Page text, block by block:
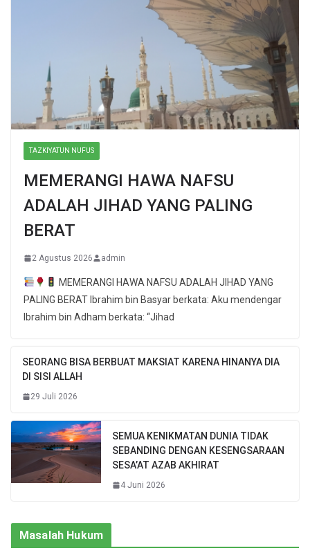
TAZKIYATUN NUFUS
MEMERANGI HAWA NAFSU
ADALAH JIHAD YANG PALING
BERAT
2 Agustus 2026 admin
MEMERANGI HAWA NAFSU ADALAH JIHAD YANG
PALING BERAT Ibrahim bin Basyar berkata: Aku mendengar
Ibrahim bin Adham berkata: “Jihad
SEORANG BISA BERBUAT MAKSIAT KARENA HINANYA DIA
DI SISI ALLAH
29 Juli 2026
SEMUA KENIKMATAN DUNIA TIDAK
SEBANDING DENGAN KESENGSARAAN
SESA’AT AZAB AKHIRAT
4 Juni 2026
Masalah Hukum